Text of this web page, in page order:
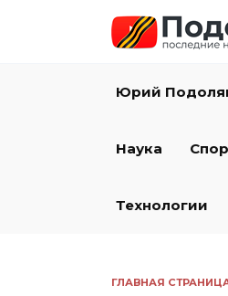
Юрий
Наука
Технологии
ГЛАВНАЯ